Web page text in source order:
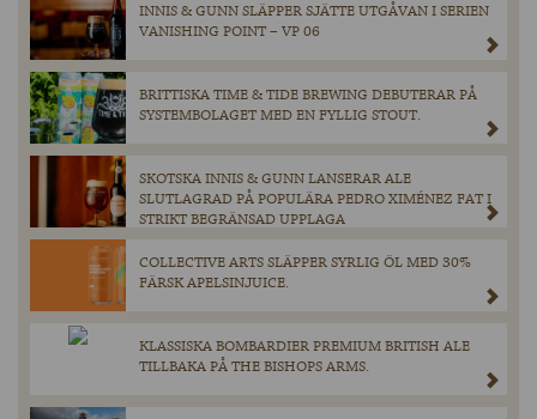
INNIS & GUNN SLÄPPER SJÄTTE UTGÅVAN I SERIEN
VANISHING POINT – VP 06
BRITTISKA TIME & TIDE BREWING DEBUTERAR PÅ
SYSTEMBOLAGET MED EN FYLLIG STOUT.
SKOTSKA INNIS & GUNN LANSERAR ALE
SLUTLAGRAD PÅ POPULÄRA PEDRO XIMÉNEZ FAT I
STRIKT BEGRÄNSAD UPPLAGA
COLLECTIVE ARTS SLÄPPER SYRLIG ÖL MED 30%
FÄRSK APELSINJUICE.
KLASSISKA BOMBARDIER PREMIUM BRITISH ALE
TILLBAKA PÅ THE BISHOPS ARMS.